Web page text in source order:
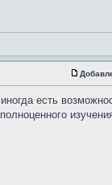
есть